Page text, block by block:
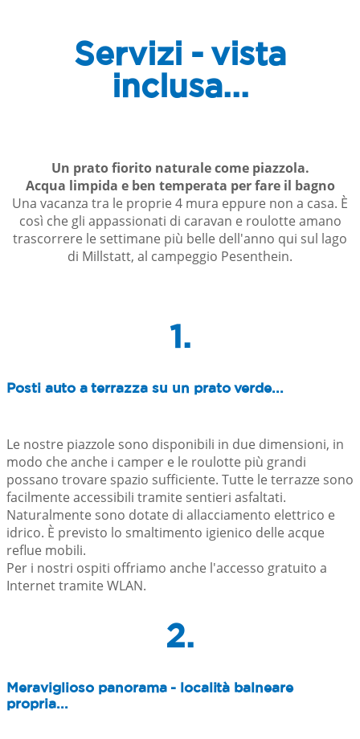
Servizi - vista
inclusa...
Un prato fiorito naturale come piazzola.
Acqua limpida e ben temperata per fare il bagno
Una vacanza tra le proprie 4 mura eppure non a casa. È
così che gli appassionati di caravan e roulotte amano
trascorrere le settimane più belle dell'anno qui sul lago
di Millstatt, al campeggio Pesenthein.
1.
Posti auto a terrazza su un prato verde...
Le nostre piazzole sono disponibili in due dimensioni, in
modo che anche i camper e le roulotte più grandi
possano trovare spazio sufficiente. Tutte le terrazze sono
facilmente accessibili tramite sentieri asfaltati.
Naturalmente sono dotate di allacciamento elettrico e
idrico. È previsto lo smaltimento igienico delle acque
reflue mobili.
Per i nostri ospiti offriamo anche l'accesso gratuito a
Internet tramite WLAN.
2.
Meraviglioso panorama - località balneare
propria...